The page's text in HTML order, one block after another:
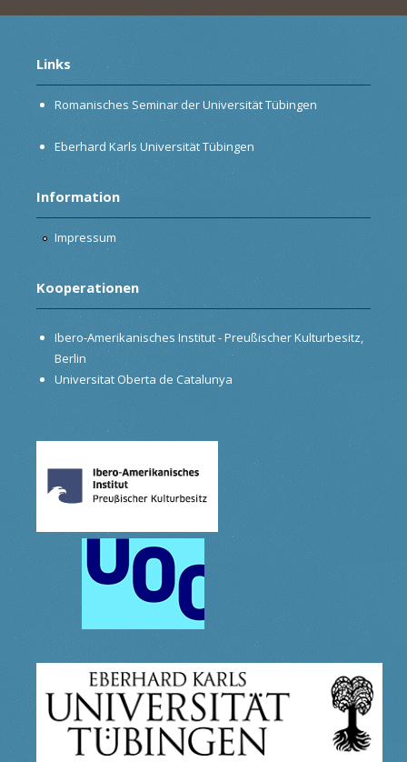
Links
Romanisches Seminar der Universität Tübingen
Eberhard Karls Universität Tübingen
Information
Impressum
Kooperationen
Ibero-Amerikanisches Institut - Preußischer Kulturbesitz,
Berlin
Universitat Oberta de Catalunya